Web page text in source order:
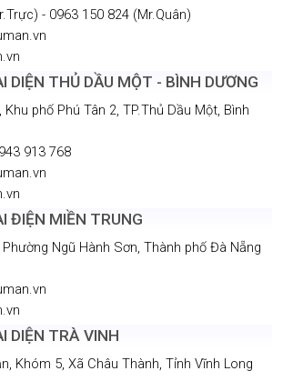
PHÚ GIÁO - BÌNH DƯƠNG
Trảng Sắn, Xã Vĩnh Hòa, Phú Giáo, Bình
- 0963 150 824 (Mr.Quân)
DIỆN THỦ DẦU MỘT - BÌNH DƯƠNG
phố Phú Tân 2, TP.Thủ Dầu Một, Bình
913 768
ĐIỆN MIỀN TRUNG
Ngũ Hành Sơn, Thành phố Đà Nẵng